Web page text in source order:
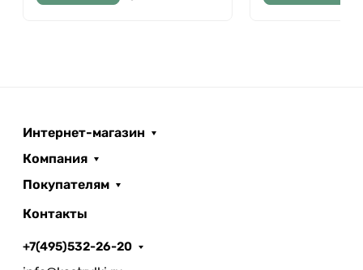
Интернет-магазин
Компания
Покупателям
Контакты
+7(495)532-26-20